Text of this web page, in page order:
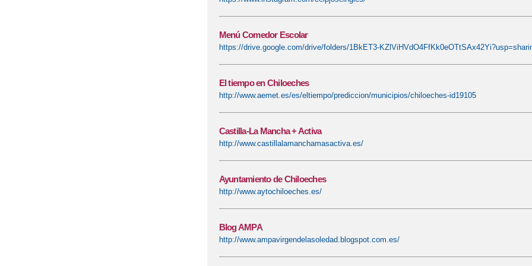
Menú Comedor Escolar
https://drive.google.com/drive/folders/1BkET3-
El tiempo en Chiloeches
http://www.aemet.es/es/eltiempo/prediccion/municipios/chiloeches-id19105
Castilla-La Mancha + Activa
http://www.castillalamanchamasactiva.es/
Ayuntamiento de Chiloeches
http://www.aytochiloeches.es/
Blog AMPA
http://www.ampavirgendelasoledad.blogspot.com.es/